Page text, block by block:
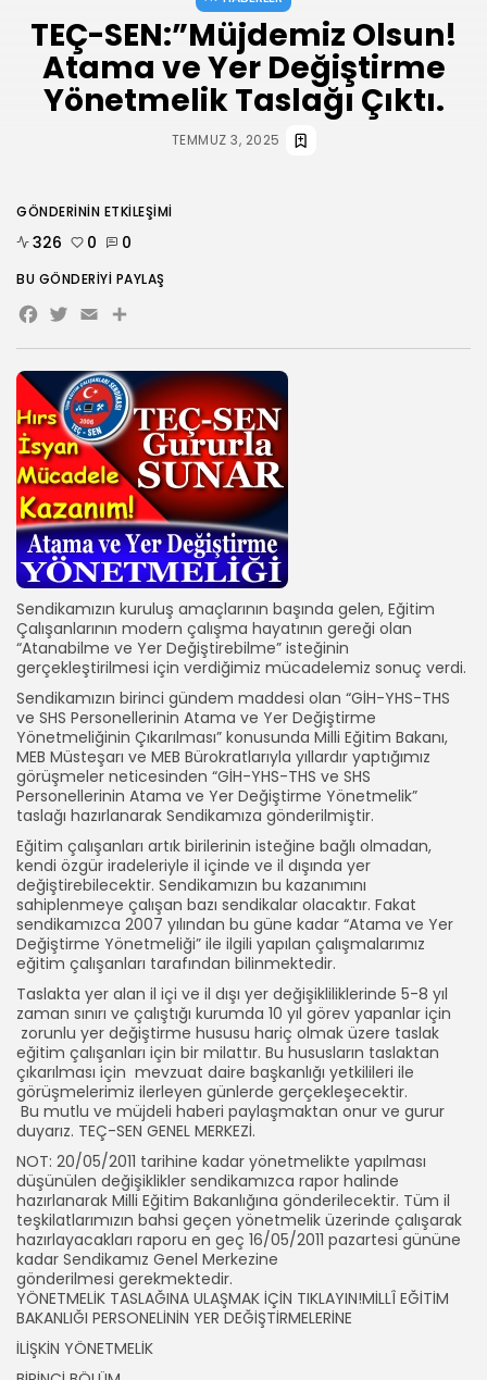
TEÇ-SEN:”Müjdemiz Olsun!
Atama ve Yer Değiştirme
Yönetmelik Taslağı Çıktı.
TEMMUZ 3, 2025
Sendikamızın kuruluş amaçlarının başında gelen, Eğitim
Çalışanlarının modern çalışma hayatının gereği olan
“Atanabilme ve Yer Değiştirebilme” isteğinin
gerçekleştirilmesi için verdiğimiz mücadelemiz sonuç verdi.
Sendikamızın birinci gündem maddesi olan “GİH-YHS-THS
ve SHS Personellerinin Atama ve Yer Değiştirme
Yönetmeliğinin Çıkarılması” konusunda Milli Eğitim Bakanı,
MEB Müsteşarı ve MEB Bürokratlarıyla yıllardır yaptığımız
görüşmeler neticesinden “GİH-YHS-THS ve SHS
Personellerinin Atama ve Yer Değiştirme Yönetmelik”
taslağı hazırlanarak Sendikamıza gönderilmiştir.
Eğitim çalışanları artık birilerinin isteğine bağlı olmadan,
kendi özgür iradeleriyle il içinde ve il dışında yer
değiştirebilecektir. Sendikamızın bu kazanımını
sahiplenmeye çalışan bazı sendikalar olacaktır. Fakat
sendikamızca 2007 yılından bu güne kadar “Atama ve Yer
Değiştirme Yönetmeliği” ile ilgili yapılan çalışmalarımız
eğitim çalışanları tarafından bilinmektedir.
Taslakta yer alan il içi ve il dışı yer değişikliliklerinde 5-8 yıl
zaman sınırı ve çalıştığı kurumda 10 yıl görev yapanlar için
zorunlu yer değiştirme hususu hariç olmak üzere taslak
eğitim çalışanları için bir milattır. Bu hususların taslaktan
çıkarılması için mevzuat daire başkanlığı yetkilileri ile
görüşmelerimiz ilerleyen günlerde gerçekleşecektir.
Bu mutlu ve müjdeli haberi paylaşmaktan onur ve gurur
duyarız. TEÇ-SEN GENEL MERKEZİ.
NOT: 20/05/2011 tarihine kadar yönetmelikte yapılması
düşünülen değişiklikler sendikamızca rapor halinde
hazırlanarak Milli Eğitim Bakanlığına gönderilecektir. Tüm il
teşkilatlarımızın bahsi geçen yönetmelik üzerinde çalışarak
hazırlayacakları raporu en geç 16/05/2011 pazartesi gününe
kadar Sendikamız Genel Merkezine
gönderilmesi gerekmektedir.
YÖNETMELİK TASLAĞINA ULAŞMAK İÇİN TIKLAYIN!MİLLÎ EĞİTİM
BAKANLIĞI PERSONELİNİN YER DEĞİŞTİRMELERİNE
İLİŞKİN YÖNETMELİK
GÖNDERININ ETKILEŞIMI
326 0 0
BU GÖNDERIYI PAYLAŞ
Facebook
Twitter
EmailShare